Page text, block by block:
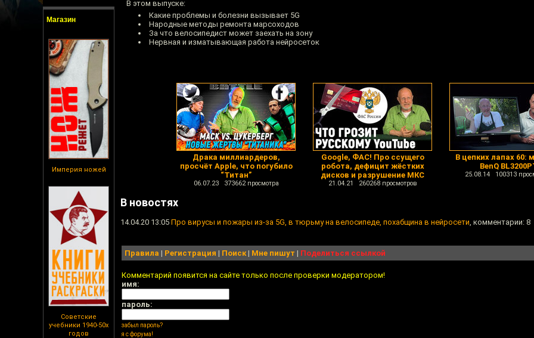
Магазин
Империя ножей
Советские
учебники 1940-50х
годов
В этом выпуске:
Какие проблемы и болезни вызывает 5G
Народные методы ремонта марсоходов
За что велосипедист может заехать на зону
Нервная и изматывающая работа нейросеток
Драка миллиардеров,
просчёт Apple, что погубило
“Титан”
06.07.23 373662 просмотра
Google, ФАС! Про ссущего
робота, дефицит жёстких
дисков и разрушение МКС
21.04.21 260268 просмотров
В цепких лапах 60:
BenQ
25.08.14 100313
В новостях
14.04.20 13:05 Про вирусы и пожары из-за 5G, в тюрьму на велосипеде, похабщина в нейросети, комментарии: 8
Правила | Регистрация | Поиск| Мне пишут | Поделиться ссылкой
Комментарий появится на сайте только после проверки модератором!
имя:
пароль:
забыл пароль?
я с форума!